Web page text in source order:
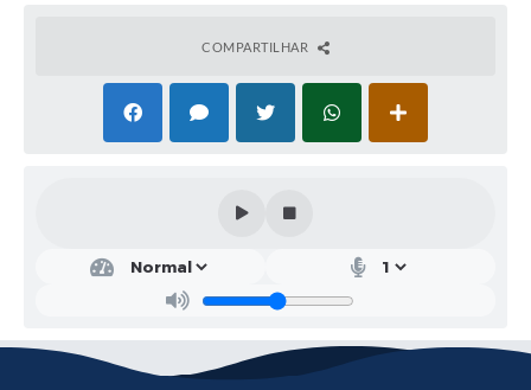
Transparência
Agenda
COMPARTILHAR